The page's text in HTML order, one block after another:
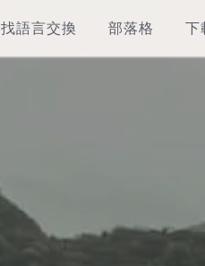
找語言交換 部落格 下